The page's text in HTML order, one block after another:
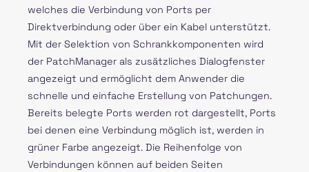
welches die Verbindung von Ports per
Direktverbindung oder über ein Kabel unterstützt.
Mit der Selektion von Schrankkomponenten wird
der PatchManager als zusätzliches Dialogfenster
angezeigt und ermöglicht dem Anwender die
schnelle und einfache Erstellung von Patchungen.
Bereits belegte Ports werden rot dargestellt, Ports
bei denen eine Verbindung möglich ist, werden in
grüner Farbe angezeigt. Die Reihenfolge von
Verbindungen können auf beiden Seiten